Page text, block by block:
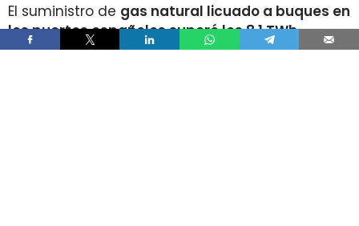
El suministro de gas natural licuado a buques en
los puertos españoles superó los 8,1 TWh
durante 2025, un volumen que multiplica por